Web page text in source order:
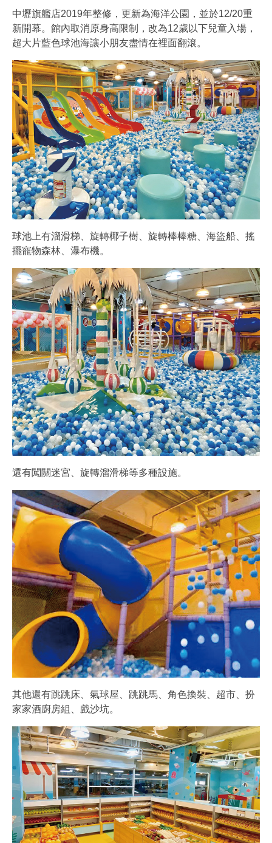
中壢旗艦店2019年整修，更新為海洋公園，並於12/20重
新開幕。館內取消原身高限制，改為12歲以下兒童入場，
超大片藍色球池海讓小朋友盡情在裡面翻滾。
球池上有溜滑梯、旋轉椰子樹、旋轉棒棒糖、海盜船、搖
擺寵物森林、瀑布機。
還有闖關迷宮、旋轉溜滑梯等多種設施。
其他還有跳跳床、氣球屋、跳跳馬、角色換裝、超市、扮
家家酒廚房組、戲沙坑。